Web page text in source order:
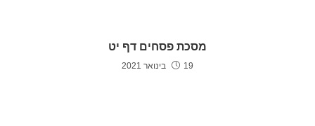
מסכת פסחים דף יט
19 בינואר 2021